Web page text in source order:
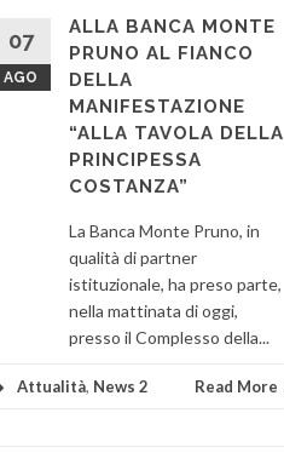
07
AGO
ALLA BANCA MONTE
PRUNO AL FIANCO
DELLA
MANIFESTAZIONE
“ALLA TAVOLA DELLA
PRINCIPESSA
COSTANZA”
La Banca Monte Pruno, in
qualità di partner
istituzionale, ha preso parte,
nella mattinata di oggi,
presso il Complesso della...
Attualità, News 2 Read More